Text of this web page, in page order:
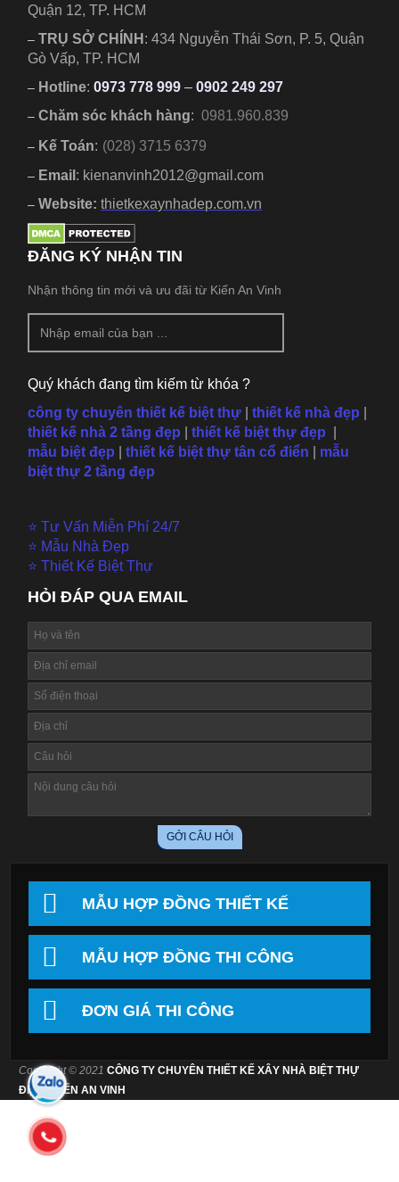
Quận 12, TP. HCM
– TRỤ SỞ CHÍNH :434 Nguyễn Thái Sơn, P. 5, Quận
Gò Vấp, TP. HCM
– Hotline: 0973 778 999 –0902 249 297
– Chăm sóc khách hàng: 0981.960.839
– Kế Toán: (028) 3715 6379
– Email : kienanvinh2012@gmail.com
– Website:thietkexaynhadep.com.vn
ĐĂNG KÝ NHẬN TIN
Nhận thông tin mới và ưu đãi từ Kiến An Vinh
Quý khách đang tìm kiếm từ khóa ?
công ty chuyên thiết kế biệt thự |thiết kế nhà đẹp
thiết kế nhà 2 tầng đẹp
thiết kế biệt thự đẹp
mẫu biệt đẹp thiết kế biệt thự tân cổ điển
mẫu
biệt thự 2 tầng đẹp
⭐ Tư Vấn Miễn Phí 24/7
⭐ Mẫu Nhà Đẹp
⭐ Thiết Kế Biệt Thự
HỎI ĐÁP QUA EMAIL
MẪU HỢP ĐỒNG THIẾT KẾ
MẪU HỢP ĐỒNG THI CÔNG
ĐƠN GIÁ THI CÔNG
Copyright © 2021CÔNG TY CHUYÊN THIẾT KẾ XÂY NHÀ BIỆT THỰ
ĐẸP – KIẾN AN VINH